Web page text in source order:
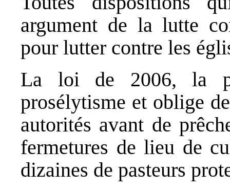
argument de la lutte
pour lutter contre les
La loi de 2006, la
prosélytisme et oblige
autorités avant de
fermetures de lieu de
dizaines de pasteurs